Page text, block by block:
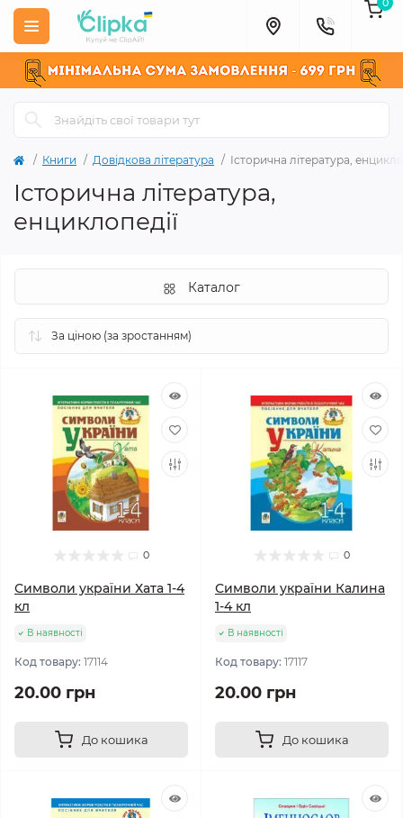
Книги Довідкова література Історична література,
Історична література,
енциклопедії
Каталог
0
Символи україни Хата 1-4
кл
В наявності
Код товару: 17114
20.00 грн
До кошика
0
Символи україни Калина
1-4 кл
В наявності
Код товару: 17117
20.00 грн
До кошика